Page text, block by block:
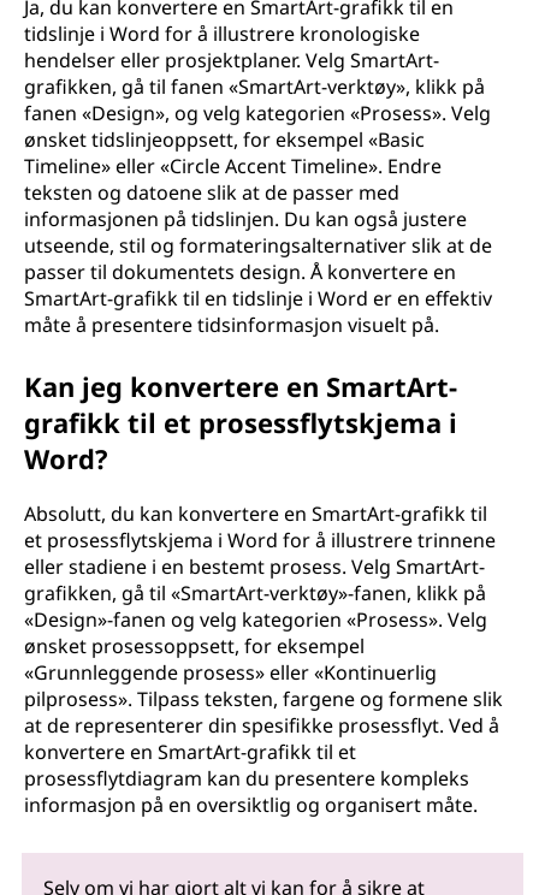
Ja, du kan konvertere en SmartArt-grafikk til en
tidslinje i Word for å illustrere kronologiske
hendelser eller prosjektplaner. Velg SmartArt-
grafikken, gå til fanen «SmartArt-verktøy», klikk på
fanen «Design», og velg kategorien «Prosess». Velg
ønsket tidslinjeoppsett, for eksempel «Basic
Timeline» eller «Circle Accent Timeline». Endre
teksten og datoene slik at de passer med
informasjonen på tidslinjen. Du kan også justere
utseende, stil og formateringsalternativer slik at de
passer til dokumentets design. Å konvertere en
SmartArt-grafikk til en tidslinje i Word er en effektiv
måte å presentere tidsinformasjon visuelt på.
Kan jeg konvertere en SmartArt-
grafikk til et prosessflytskjema i
Word?
Absolutt, du kan konvertere en SmartArt-grafikk til
et prosessflytskjema i Word for å illustrere trinnene
eller stadiene i en bestemt prosess. Velg SmartArt-
grafikken, gå til «SmartArt-verktøy»-fanen, klikk på
«Design»-fanen og velg kategorien «Prosess». Velg
ønsket prosessoppsett, for eksempel
«Grunnleggende prosess» eller «Kontinuerlig
pilprosess». Tilpass teksten, fargene og formene slik
at de representerer din spesifikke prosessflyt. Ved å
konvertere en SmartArt-grafikk til et
prosessflytdiagram kan du presentere kompleks
informasjon på en oversiktlig og organisert måte.
Selv om vi har gjort alt vi kan for å sikre at